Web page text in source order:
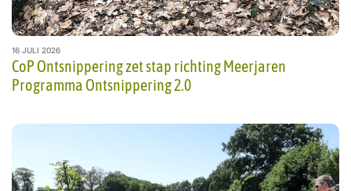
16 JULI 2026
CoP Ontsnippering zet stap richting Meerjaren
Programma Ontsnippering 2.0